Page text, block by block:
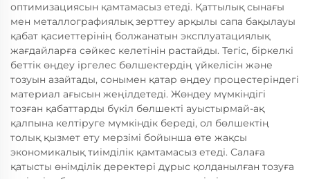
оптимизациясын қамтамасыз етеді. Қаттылық сынағы
мен металлографиялық зерттеу арқылы сапа бақылауы
қабат қасиеттерінің болжанатын эксплуатациялық
жағдайларға сәйкес келетінін растайды. Тегіс, біркелкі
беттік өңдеу іргелес бөлшектердің үйкелісін және
тозуын азайтады, сонымен қатар өңдеу процестеріндегі
материал ағысын жеңілдетеді. Жөндеу мүмкіндігі
тозған қабаттарды бүкіл бөлшекті ауыстырмай-ақ
қалпына келтіруге мүмкіндік береді, ол бөлшектің
толық қызмет ету мерзімі бойынша өте жақсы
экономикалық тиімділік қамтамасыз етеді. Салаға
қатысты өнімділік деректері дұрыс қолданылған тозуға